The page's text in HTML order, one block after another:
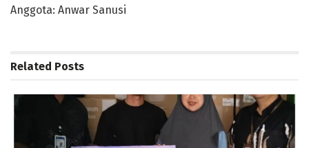
Anggota: Anwar Sanusi
Related Posts